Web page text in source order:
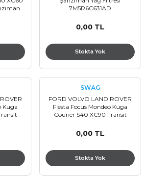
7M5R6C631AD
0,00 TL
Stokta Yok
Kuga
SWAG
FORD VOLVO LAND ROVER
Fiesta Focus Mondeo Kuga
Courier S40 XC90 Transit
Kapağı DG938101AA
3M5H8100AA 3M5H8100AD
0,00 TL
Stokta Yok